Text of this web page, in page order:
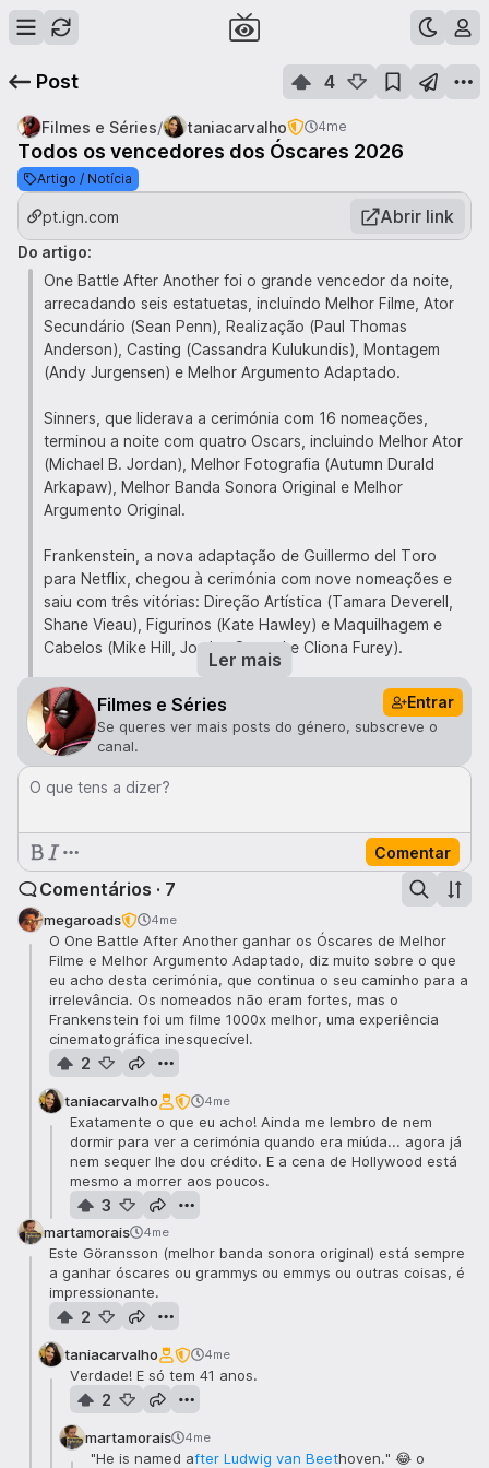
Post 4
Filmes e Séries/ taniacarvalho 4me
Todos os vencedores dos Óscares 2026
Artigo / Notícia
pt.ign.com Abrir link
Do artigo:
One Battle After Another foi o grande vencedor da noite,
arrecadando seis estatuetas, incluindo Melhor Filme, Ator
Secundário (Sean Penn), Realização (Paul Thomas
Anderson), Casting (Cassandra Kulukundis), Montagem
(Andy Jurgensen) e Melhor Argumento Adaptado.
Sinners, que liderava a cerimónia com 16 nomeações,
terminou a noite com quatro Oscars, incluindo Melhor Ator
(Michael B. Jordan), Melhor Fotografia (Autumn Durald
Arkapaw), Melhor Banda Sonora Original e Melhor
Argumento Original.
Frankenstein, a nova adaptação de Guillermo del Toro
para Netflix, chegou à cerimónia com nove nomeações e
saiu com três vitórias: Direção Artística (Tamara Deverell,
Shane Vieau), Figurinos (Kate Hawley) e Maquilhagem e
Cabelos (Mike Hill, Jordan Samuel e Cliona Furey).
Lista completa de vencedores:
Melhor Filme:
Melhor Realização:Paul Thomas Anderson (One
Battle after Another
Melhor Atriz Principal:
Hamnet)
Melhor Ator Secundário:
One Battle after
Melhor Atriz Secundária:
Amy Madigan ( Weapons
Melhor Argumento Original:Ryan Coogler (Sinners)
Melhor Argumento Adaptado:Paul Thomas
Anderson ( One Battle after Another
Melhor Filme de Animação:
Melhor Filme Internacional:
Melhor Documentário:
Melhor Casting: Cassandra Kulukundis (One Battle
after Another)
Melhor Fotografia:Autumn Durald Arkapaw (
Melhor Guarda-Roupa:
Melhor Montagem:
Another)
Melhor Direção Artística:
Tamara Deverell e Shane
Vieau (Frankenstein
Melhor Maquilhagem e Cabelos:
Samuel e Cliona Furey (
Melhor Banda Sonora Original:
(Sinners)
Melhor Canção Original:
Hunters)
Ler mais
Filmes e Séries Entrar
Se queres ver mais posts do género, subscreve o
canal.
O que tens a dizer?
Comentar
Comentários · 7
megaroads 4me
O One Battle After Another ganhar os Óscares de Melhor
Filme e Melhor Argumento Adaptado, diz muito sobre o que
eu acho desta cerimónia, que continua o seu caminho para a
irrelevância. Os nomeados não eram fortes, mas o
Frankenstein foi um filme 1000x melhor, uma experiência
cinematográfica inesquecível.
2
taniacarvalho 4me
Exatamente o que eu acho! Ainda me lembro de nem
dormir para ver a cerimónia quando era miúda... agora já
nem sequer lhe dou crédito. E a cena de Hollywood está
mesmo a morrer aos poucos.
3
martamorais 4me
Este Göransson (melhor banda sonora original) está sempre
a ganhar óscares ou grammys ou emmys ou outras coisas, é
impressionante.
2
taniacarvalho 4me
Verdade! E só tem 41 anos.
2
martamorais 4me
"He is named after Ludwig van Beethoven." 😂 o